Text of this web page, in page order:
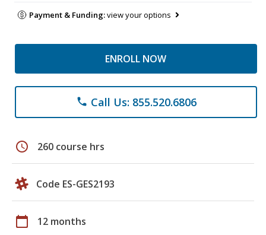
Payment & Funding:view your options
ENROLL NOW
phone Call Us: 855.520.6806
schedule 260 course hrs
Code ES-GES2193
calendar_today 12 months